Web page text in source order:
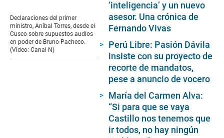
of
3
minutes,
46
seconds
Declaraciones del primer
ministro, Aníbal Torres, desde el
Cusco sobre supuestos audios
en poder de Bruno Pacheco.
(Video: Canal N)
‘inteligencia’ y un nuevo
asesor. Una crónica de
Fernando Vivas
Perú Libre: Pasión Dávila
insiste con su proyecto de
recorte de mandatos,
pese a anuncio de vocero
María del Carmen Alva:
“Si para que se vaya
Castillo nos tenemos que
ir todos, no hay ningún